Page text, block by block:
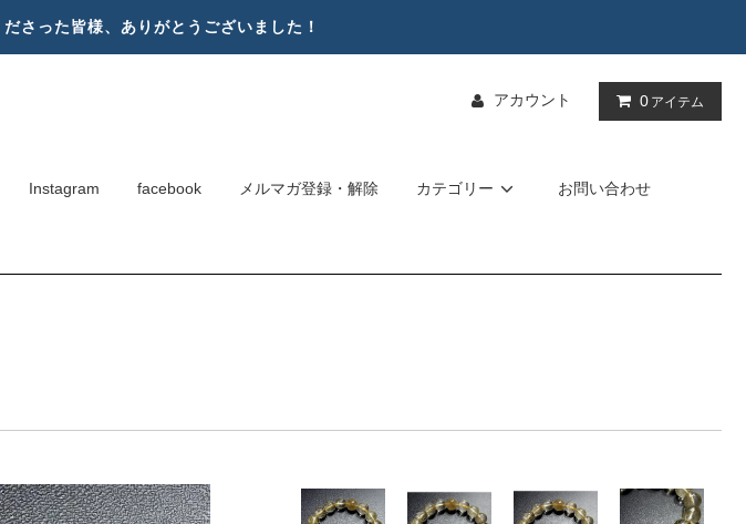
さった皆様、ありがとうございました！
アカウント 0 アイテム
Instagram facebook メルマガ登録・解除 カテゴリー お問い合わせ